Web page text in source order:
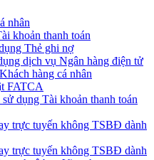
nhân
khoản thanh toán
Thẻ ghi nợ
dịch vụ Ngân hàng điện tử
hàng cá nhân
FATCA
dụng Tài khoản thanh toán
trực tuyến không TSBĐ dành
trực tuyến không TSBĐ dành